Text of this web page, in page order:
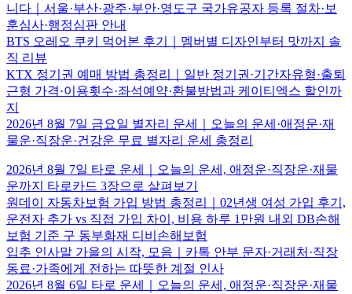
니다｜서울·부산·광주·부안·영도구 국가유공자 등록 절차·보
훈심사·행정심판 안내
BTS 오레오 쿠키 먹어본 후기｜멤버별 디자인부터 맛까지 솔
직 리뷰
KTX 정기권 예매 방법 총정리｜일반 정기권·기간자유형·출퇴
근형 가격·이용횟수·좌석예약·환불방법과 케이티엑스 할인까
지
2026년 8월 7일 금요일 별자리 운세｜오늘의 운세·애정운·재
물운·직장운·건강운 무료 별자리 운세 총정리
2026년 8월 7일 타로 운세｜오늘의 운세, 애정운·직장운·재물
운까지 타로카드 3장으로 살펴보기
원데이 자동차보험 가입 방법 총정리｜02년생 여성 가입 후기,
운전자 추가 vs 직접 가입 차이, 비용 하루 1만원 내외 DB손해
보험 기준 구 동부화재 디비손해보험
입추 인사말 가을의 시작, 모음｜카톡 안부 문자·거래처·직장
동료·가족에게 전하는 따뜻한 계절 인사
2026년 8월 6일 타로 운세｜오늘의 운세, 애정운·직장운·재물